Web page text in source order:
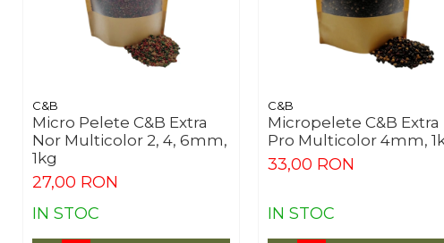
C&B
Micro Pelete C&B Extra
Nor Multicolor 2, 4, 6mm,
1kg
27,00 RON
IN STOC
C&B
Micropelete C&B Extra
Pro Multicolor 4mm,
33,00 RON
IN STOC